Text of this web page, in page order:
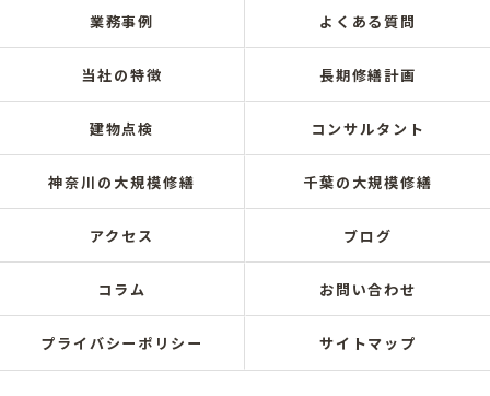
業務事例 よくある質問
当社の特徴 長期修繕計画
建物点検 コンサルタント
神奈川の大規模修繕 千葉の大規模修繕
アクセス ブログ
コラム お問い合わせ
プライバシーポリシー サイトマップ